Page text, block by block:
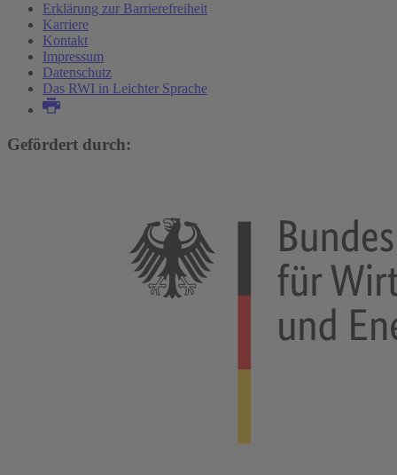
Erklärung zur Barrierefreiheit
Karriere
Kontakt
Impressum
Datenschutz
Das RWI in Leichter Sprache
Gefördert durch: